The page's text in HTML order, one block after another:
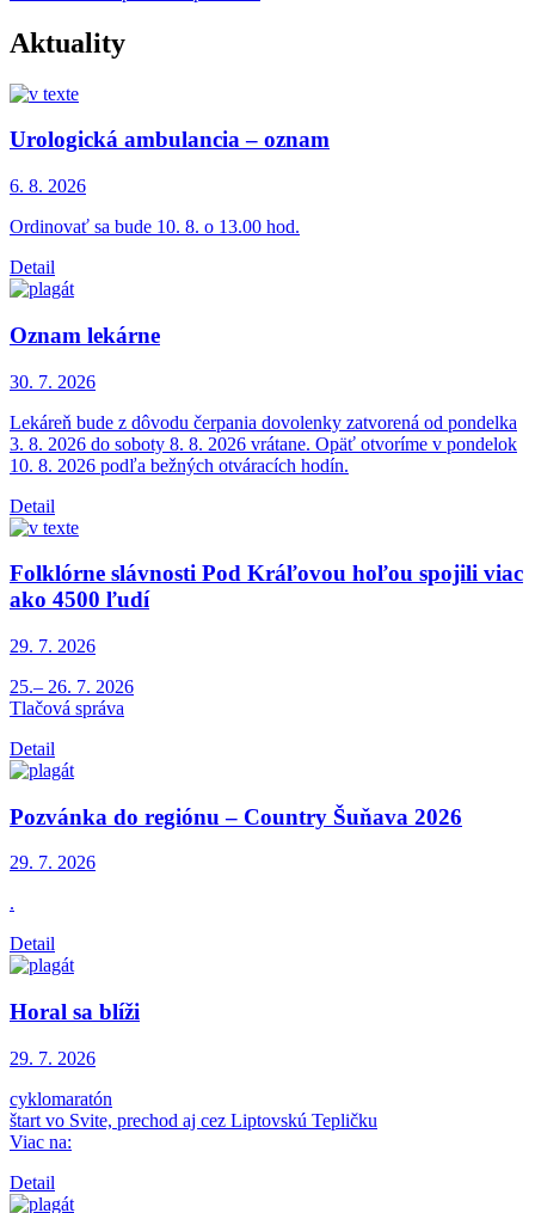
Aktuality
Urologická ambulancia – oznam
6. 8. 2026
Ordinovať sa bude 10. 8. o 13.00 hod.
Detail
Oznam lekárne
30. 7. 2026
Lekáreň bude z dôvodu čerpania dovolenky zatvorená od pondelka
3. 8. 2026 do soboty 8. 8. 2026 vrátane. Opäť otvoríme v pondelok
10. 8. 2026 podľa bežných otváracích hodín.
Detail
Folklórne slávnosti Pod Kráľovou hoľou spojili viac
ako 4500 ľudí
29. 7. 2026
25.– 26. 7. 2026
Tlačová správa
Detail
Pozvánka do regiónu – Country Šuňava 2026
29. 7. 2026
.
Detail
Horal sa blíži
29. 7. 2026
cyklomaratón
štart vo Svite, prechod aj cez Liptovskú Tepličku
Viac na:
Detail